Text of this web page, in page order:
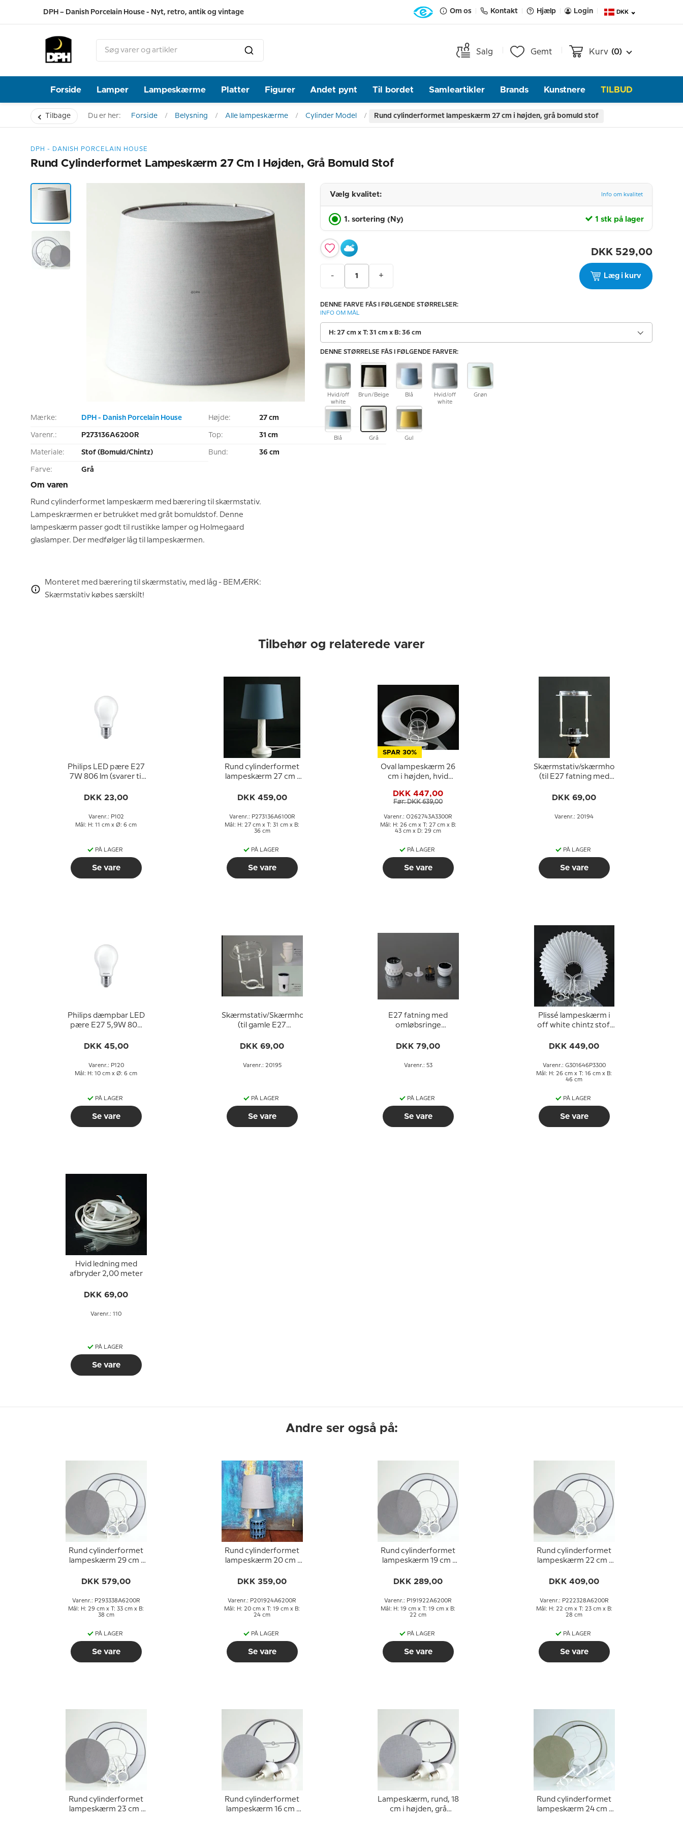
DPH – Danish Porcelain House - Nyt, retro, antik og vintage Om os Kontakt Hjælp Login DKK
Salg Gemt Kurv (0)
Forside Lamper Lampeskærme Platter Figurer Andet pynt Til bordet Samleartikler Brands Kunstnere TILBUD
Tilbage Du er her: Forside Belysning Alle lampeskærme Cylinder Model Rund cylinderformet lampeskærm 27 cm i højden, grå bomuld stof
DPH - DANISH PORCELAIN HOUSE
Rund Cylinderformet Lampeskærm 27 Cm I Højden, Grå Bomuld Stof
Mærke: DPH - Danish Porcelain House
Varenr.: P273136A6200R
Materiale: Stof (Bomuld/Chintz)
Farve: Grå
Højde: 27 cm
Top: 31 cm
Bund: 36 cm
Om varen
Rund cylinderformet lampeskærm med bærering til skærmstativ.
Lampeskrærmen er betrukket med gråt bomuldstof. Denne
lampeskærm passer godt til rustikke lamper og Holmegaard
glaslamper. Der medfølger låg til lampeskærmen.
Monteret med bærering til skærmstativ, med låg - BEMÆRK:
Skærmstativ købes særskilt!
Vælg kvalitet: Info om kvalitet
1. sortering (Ny) 1 stk på lager
DKK 529,00
- + Læg i kurv
DENNE FARVE FÅS I FØLGENDE STØRRELSER:
INFO OM MÅL
H: 27 cm x T: 31 cm x B: 36 cm
DENNE STØRRELSE FÅS I FØLGENDE FARVER:
Hvid/off
white
Brun/Beige Blå
Hvid/off
white
Grøn
Blå Grå Gul
Tilbehør og relaterede varer
Philips LED pære E27
7W 806 lm (svarer til
Lys 2700k (15000
DKK 23,00
Varenr.: P102
Mål: H: 11 cm x Ø: 6 cm
PÅ LAGER
Se vare
Rund cylinderformet
lampeskærm 27 cm i
DKK 459,00
Varenr.: P273136A6100R
Mål: H: 27 cm x T: 31 cm x B:
36 cm
PÅ LAGER
Se vare
SPAR 30%
Oval lampeskærm 26
cm i højden, hvid
DKK 447,00
Før: DKK 639,00
Varenr.: O262743A3300R
Mål: H: 26 cm x T: 27 cm x B:
43 cm x D: 29 cm
PÅ LAGER
Se vare
Skærmstativ/skærmholder
(til E27 fatning med
DKK 69,00
Varenr.: 20194
PÅ LAGER
Se vare
Philips dæmpbar LED
pære E27 5,9W 806
Varm Hvidt Lys 2200-
DKK 45,00
Varenr.: P120
Mål: H: 10 cm x Ø: 6 cm
PÅ LAGER
Se vare
Skærmstativ/Skærmholder
(til gamle E27
omløbsringe - ø34
DKK 69,00
Varenr.: 20195
PÅ LAGER
Se vare
E27 fatning med
omløbsringe
afbryder, hvid
DKK 79,00
Varenr.: 53
PÅ LAGER
Se vare
Plissé lampeskærm i
off white chintz stof,
DKK 449,00
Varenr.: G301646P3300
Mål: H: 26 cm x T: 16 cm x B:
46 cm
PÅ LAGER
Se vare
Hvid ledning med
afbryder 2,00 meter
DKK 69,00
Varenr.: 110
PÅ LAGER
Se vare
Andre ser også på:
Rund cylinderformet
lampeskærm 29 cm i
stof
DKK 579,00
Varenr.: P293338A6200R
Mål: H: 29 cm x T: 33 cm x B:
38 cm
PÅ LAGER
Se vare
Rund cylinderformet
lampeskærm 20 cm i
stof
DKK 359,00
Varenr.: P201924A6200R
Mål: H: 20 cm x T: 19 cm x B:
24 cm
PÅ LAGER
Se vare
Rund cylinderformet
lampeskærm 19 cm i
stof
DKK 289,00
Varenr.: P191922A6200R
Mål: H: 19 cm x T: 19 cm x B:
22 cm
PÅ LAGER
Se vare
Rund cylinderformet
lampeskærm 22 cm i
stof
DKK 409,00
Varenr.: P222328A6200R
Mål: H: 22 cm x T: 23 cm x B:
28 cm
PÅ LAGER
Se vare
Rund cylinderformet
lampeskærm 23 cm i
Rund cylinderformet
lampeskærm 16 cm i
Lampeskærm, rund, 18
cm i højden, grå
Rund cylinderformet
lampeskærm 24 cm i